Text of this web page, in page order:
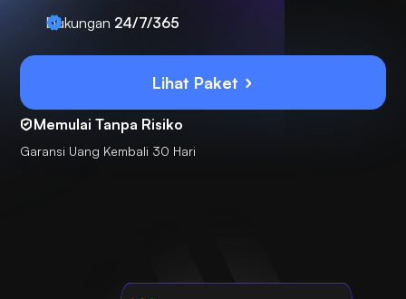
Dukungan 24/7/365
Lihat Paket
Memulai Tanpa Risiko
Garansi Uang Kembali 30 Hari